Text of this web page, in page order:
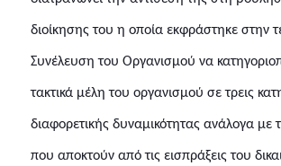
διοίκησης του η οποία εκφράστηκε στην
Συνέλευση του Οργανισμού να
τακτικά μέλη του οργανισμού σε τρεις
διαφορετικής δυναμικότητας ανάλογα με
που αποκτούν από τις εισπράξεις του